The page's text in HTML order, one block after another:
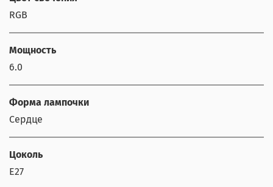
RGB
Мощность
6.0
Форма лампочки
Сердце
Цоколь
E27